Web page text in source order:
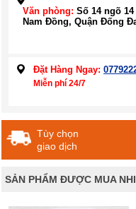
Văn phòng: Số 14 ngõ
Nam Đồng, Quận Đống
Đặt Hàng Ngay:
Miễn phí 24/7
Tùy chọn
giao dịch
SẢN PHẨM ĐƯỢC MUA